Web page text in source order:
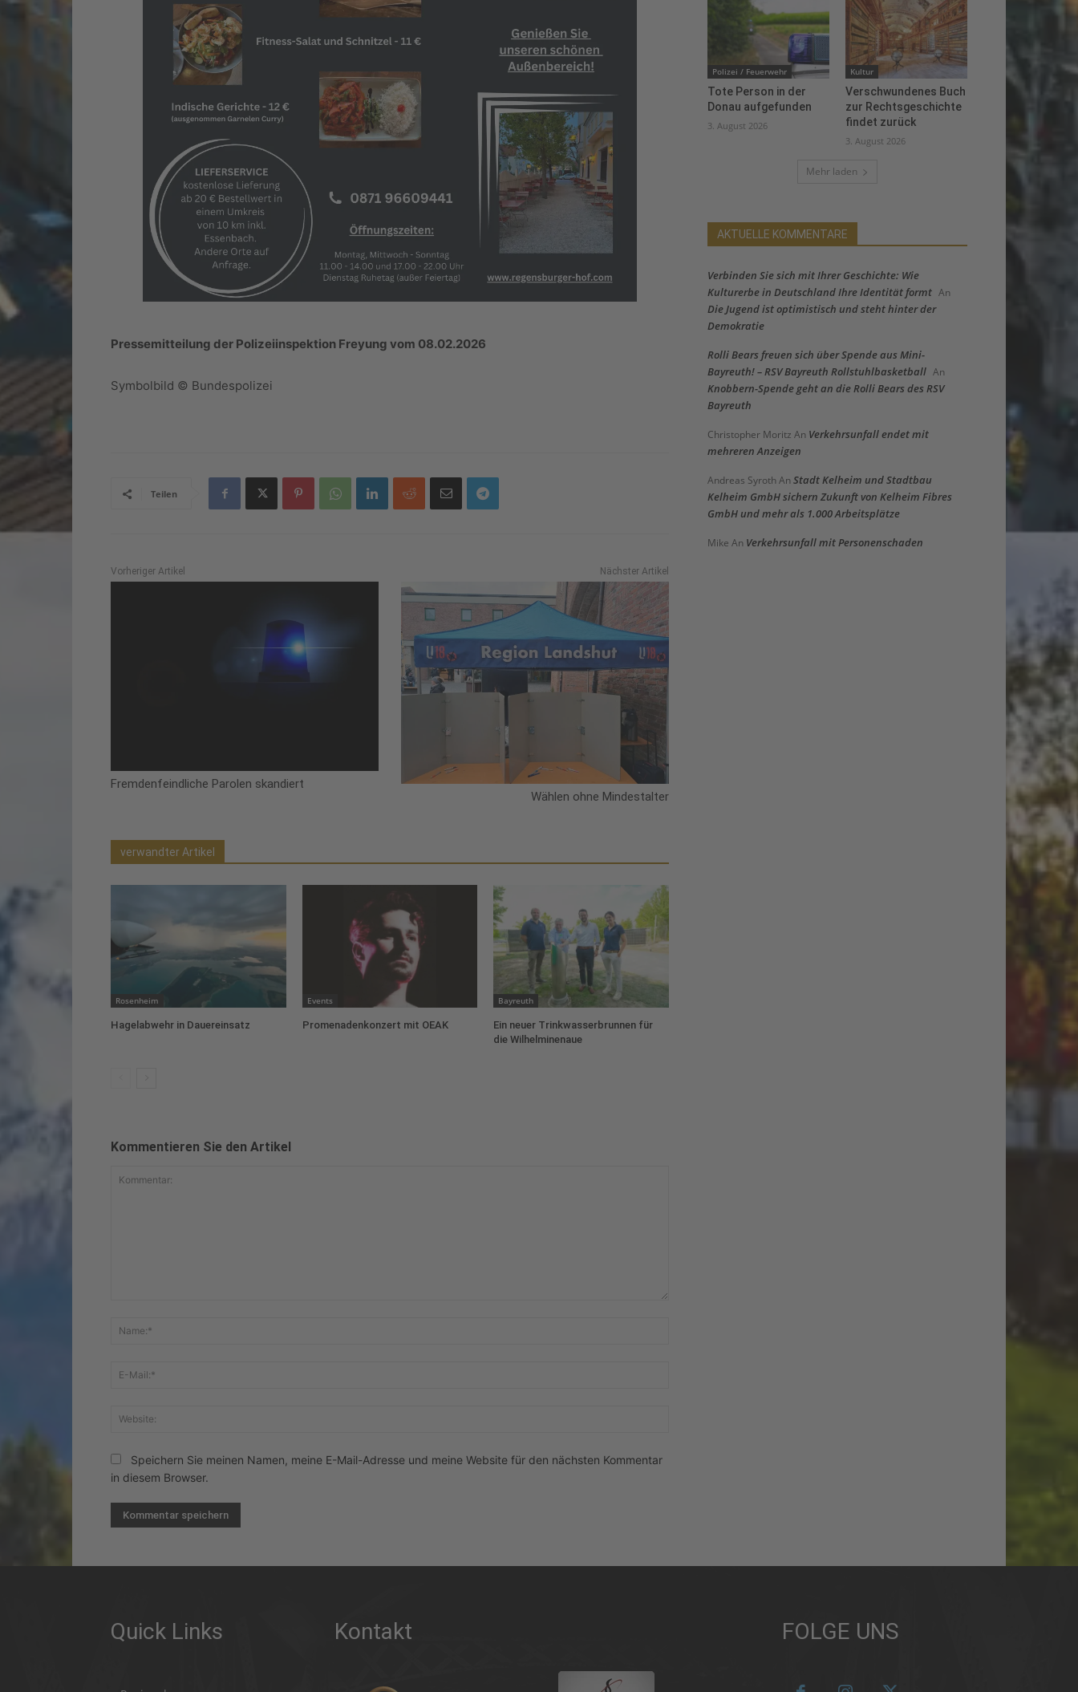
Pressemitteilung der Polizeiinspektion Freyung vom 08.02.2026
Symbolbild © Bundespolizei
Teilen
Vorheriger Artikel
Fremdenfeindliche Parolen skandiert
Nächster Artikel
Wählen ohne Mindestalter
verwandter Artikel
Rosenheim
Hagelabwehr in Dauereinsatz
Events
Promenadenkonzert mit OEAK
Bayreuth
Ein neuer Trinkwasserbrunnen für
die Wilhelminenaue
Kommentieren Sie den Artikel
Speichern Sie meinen Namen, meine E-Mail-Adresse und meine Website für den nächsten Kommentar
in diesem Browser.
Polizei / Feuerwehr
Tote Person in der
Donau aufgefunden
3. August 2026
Kultur
Verschwundenes Buch
zur Rechtsgeschichte
findet zurück
3. August 2026
Mehr laden
AKTUELLE KOMMENTARE
Verbinden Sie sich mit Ihrer Geschichte: Wie
Kulturerbe in Deutschland Ihre Identität formt An
Die Jugend ist optimistisch und steht hinter der
Demokratie
Rolli Bears freuen sich über Spende aus Mini-
Bayreuth! – RSV Bayreuth Rollstuhlbasketball An
Knobbern-Spende geht an die Rolli Bears des RSV
Bayreuth
Christopher Moritz An Verkehrsunfall endet mit
mehreren Anzeigen
Andreas Syroth An Stadt Kelheim und Stadtbau
Kelheim GmbH sichern Zukunft von Kelheim Fibres
GmbH und mehr als 1.000 Arbeitsplätze
Mike An Verkehrsunfall mit Personenschaden
Quick Links Kontakt FOLGE UNS